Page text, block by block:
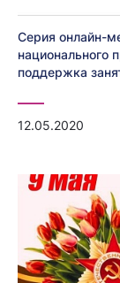
Серия онлайн-
национального
поддержка
12.05.2020